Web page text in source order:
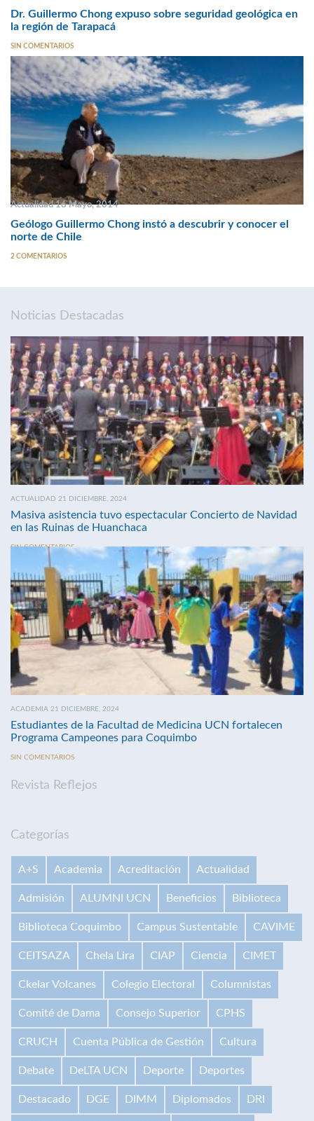
Dr. Guillermo Chong expuso sobre seguridad geológica en
la región de Tarapacá
SIN COMENTARIOS
Actualidad 16 Mayo, 2014
Geólogo Guillermo Chong instó a descubrir y conocer el
norte de Chile
2 COMENTARIOS
Noticias Destacadas
ACTUALIDAD 21 DICIEMBRE, 2024
Masiva asistencia tuvo espectacular Concierto de Navidad
en las Ruinas de Huanchaca
SIN COMENTARIOS
ACADEMIA 21 DICIEMBRE, 2024
Estudiantes de la Facultad de Medicina UCN fortalecen
Programa Campeones para Coquimbo
SIN COMENTARIOS
Revista Reflejos
Categorías
A+S Academia Acreditación Actualidad
Admisión ALUMNI UCN Beneficios Biblioteca
Biblioteca Coquimbo Campus Sustentable CAVIME
CEITSAZA Chela Lira CIAP Ciencia CIMET
Ckelar Volcanes Colegio Electoral Columnistas
Comité de Dama Consejo Superior CPHS
CRUCH Cuenta Pública de Gestión Cultura
Debate DeLTA UCN Deporte Deportes
Destacado DGE DIMM Diplomados DRI